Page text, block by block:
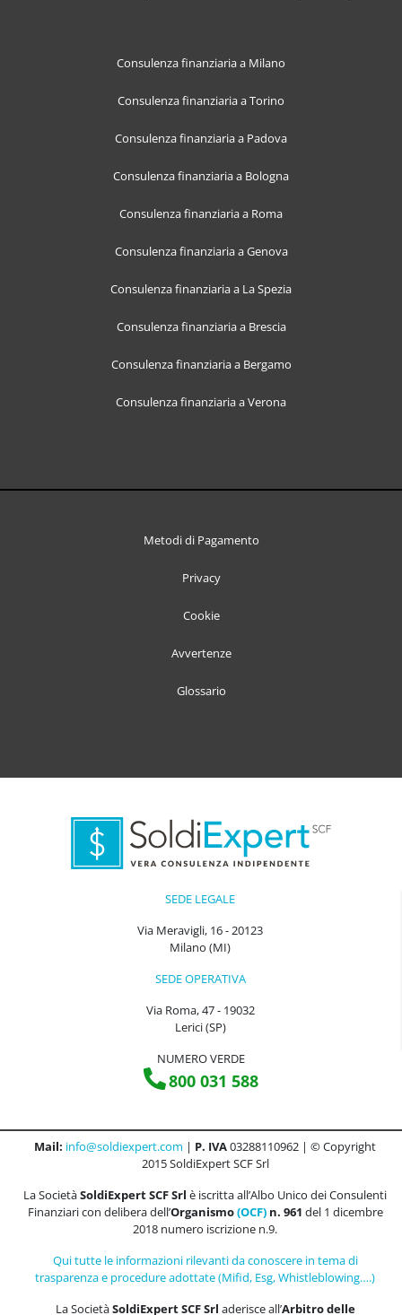
Consulenza finanziaria a Milano
Consulenza finanziaria a Torino
Consulenza finanziaria a Padova
Consulenza finanziaria a Bologna
Consulenza finanziaria a Roma
Consulenza finanziaria a Genova
Consulenza finanziaria a La Spezia
Consulenza finanziaria a Brescia
Consulenza finanziaria a Bergamo
Consulenza finanziaria a Verona
Metodi di Pagamento
Privacy
Cookie
Avvertenze
Glossario
SEDE LEGALE
Via Meravigli, 16 - 20123
Milano (MI)
SEDE OPERATIVA
Via Roma, 47 - 19032
Lerici (SP)
NUMERO VERDE
800 031 588
Mail: info@soldiexpert.com | P. IVA03288110962 | © Copyright
2015 SoldiExpert SCF Srl
La SocietàSoldiExpert SCF Srl è iscritta all’Albo Unico dei Consulenti
Finanziari con delibera dell’Organismo(OCF)n. 961 del 1 dicembre
2018 numero iscrizione n.9.
Qui tutte le informazioni rilevanti da conoscere in tema di
trasparenza e procedure adottate (Mifid, Esg, Whistleblowing….)
La SocietàSoldiExpert SCF Srl aderisce all’Arbitro delle